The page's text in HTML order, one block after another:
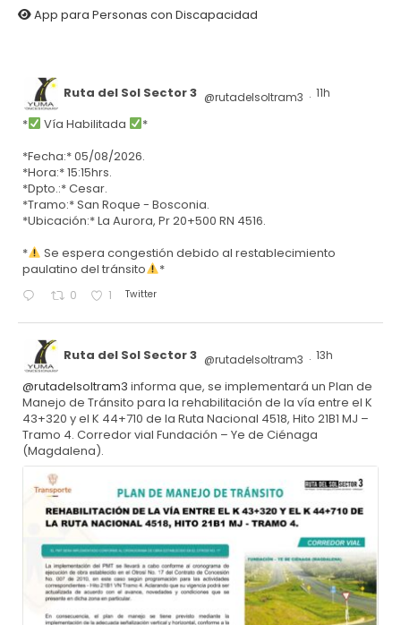
App para Personas con Discapacidad
Ruta del Sol Sector 3 @rutadelsoltram3 · 11h
* Vía Habilitada
*
*Fecha:* 05/08/2026.
*Hora:* 15:15hrs.
*Dpto.:* Cesar.
*Tramo:* San Roque - Bosconia.
*Ubicación:* La Aurora, Pr 20+500 RN 4516.
*
Se espera congestión debido al restablecimiento
paulatino del tránsito
*
0 1 Twitter
Ruta del Sol Sector 3 @rutadelsoltram3 · 13h
@rutadelsoltram3 informa que, se implementará un Plan de
Manejo de Tránsito para la rehabilitación de la vía entre el K
43+320 y el K 44+710 de la Ruta Nacional 4518, Hito 21B1 MJ –
Tramo 4. Corredor vial Fundación – Ye de Ciénaga
(Magdalena).